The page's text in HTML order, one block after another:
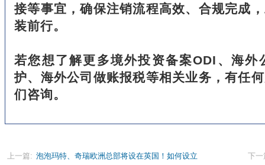
接等事宜，确保注销流程高效、合规完成
装前行。
若您想了解更多境外投资备案ODI、海外
护、海外公司做账报税等相关业务，有任
们咨询。
上一篇: 泡泡玛特、奇瑞欧洲总部将设在英国！如何设立
下一